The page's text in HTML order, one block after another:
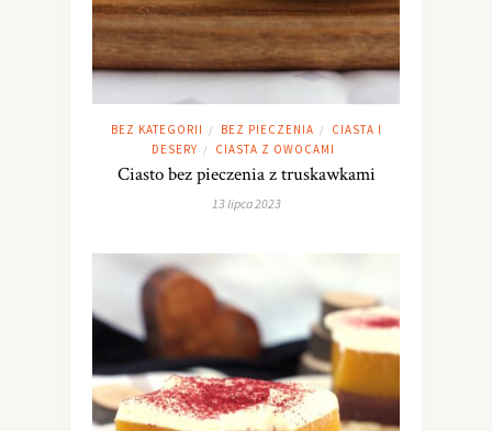
BEZ KATEGORII / BEZ PIECZENIA /
CIASTA I
DESERY / CIASTA Z OWOCAMI
Ciasto bez pieczenia z truskawkami
13 lipca 2023